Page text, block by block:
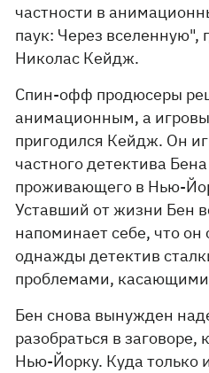
частности в
паук: Через вселенную",
Николас Кейдж.
Спин-офф продюсеры
анимационным, а
пригодился Кейдж. Он
частного детектива
проживающего в Нью-
Уставший от жизни Бен
напоминает себе, что он
однажды детектив
проблемами,
Бен снова вынужден
разобраться в заговоре,
Нью-Йорку. Куда только